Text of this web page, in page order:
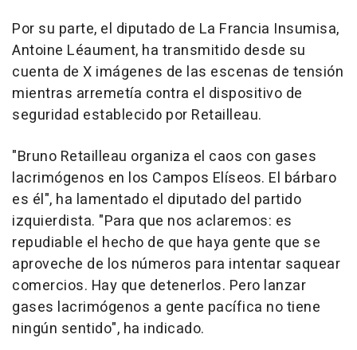
Por su parte, el diputado de La Francia Insumisa,
Antoine Léaument, ha transmitido desde su
cuenta de X imágenes de las escenas de tensión
mientras arremetía contra el dispositivo de
seguridad establecido por Retailleau.
"Bruno Retailleau organiza el caos con gases
lacrimógenos en los Campos Elíseos. El bárbaro
es él", ha lamentado el diputado del partido
izquierdista. "Para que nos aclaremos: es
repudiable el hecho de que haya gente que se
aproveche de los números para intentar saquear
comercios. Hay que detenerlos. Pero lanzar
gases lacrimógenos a gente pacífica no tiene
ningún sentido", ha indicado.